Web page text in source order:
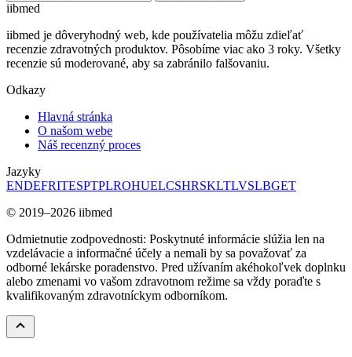
iibmed
iibmed je dôveryhodný web, kde používatelia môžu zdieľať
recenzie zdravotných produktov. Pôsobíme viac ako 3 roky. Všetky
recenzie sú moderované, aby sa zabránilo falšovaniu.
Odkazy
Hlavná stránka
O našom webe
Náš recenzný proces
Jazyky
ENDEFRITESPTPLROHUELCSHRSKLTLVSLBGET
© 2019–2026 iibmed
Odmietnutie zodpovednosti: Poskytnuté informácie slúžia len na
vzdelávacie a informačné účely a nemali by sa považovať za
odborné lekárske poradenstvo. Pred užívaním akéhokoľvek doplnku
alebo zmenami vo vašom zdravotnom režime sa vždy poraďte s
kvalifikovaným zdravotníckym odborníkom.